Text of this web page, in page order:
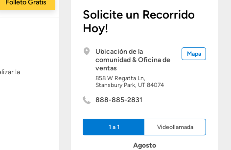
Solicite un Recorrido
Hoy!
Ubicación de la
comunidad & Oficina de
ventas
858 W Regatta Ln,
Stansbury Park, UT 84074
Mapa
888-885-2831
1 a 1 Videollamada
Agosto
Folleto Gratis
la